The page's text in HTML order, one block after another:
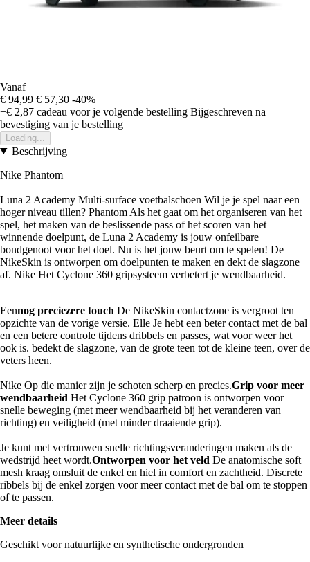
Vanaf
€ 94,99 € 57,30 -40%
+€ 2,87 cadeau voor je volgende bestelling Bijgeschreven na
bevestiging van je bestelling
Loading...
Beschrijving
Nike Phantom
Luna 2 Academy Multi-surface voetbalschoen Wil je je spel naar een
hoger niveau tillen? Phantom Als het gaat om het organiseren van het
spel, het maken van de beslissende pass of het scoren van het
winnende doelpunt, de Luna 2 Academy is jouw onfeilbare
bondgenoot voor het doel. Nu is het jouw beurt om te spelen! De
NikeSkin is ontworpen om doelpunten te maken en dekt de slagzone
af. Nike Het Cyclone 360 gripsysteem verbetert je wendbaarheid.
Eennog preciezere touch De NikeSkin contactzone is vergroot ten
opzichte van de vorige versie. Elle Je hebt een beter contact met de bal
en een betere controle tijdens dribbels en passes, wat voor weer het
ook is. bedekt de slagzone, van de grote teen tot de kleine teen, over de
veters heen.
Nike Op die manier zijn je schoten scherp en precies.Grip voor meer
wendbaarheid Het Cyclone 360 grip patroon is ontworpen voor
snelle beweging (met meer wendbaarheid bij het veranderen van
richting) en veiligheid (met minder draaiende grip).
Je kunt met vertrouwen snelle richtingsveranderingen maken als de
wedstrijd heet wordt.Ontworpen voor het veld De anatomische soft
mesh kraag omsluit de enkel en hiel in comfort en zachtheid. Discrete
ribbels bij de enkel zorgen voor meer contact met de bal om te stoppen
of te passen.
Meer details
Geschikt voor natuurlijke en synthetische ondergronden